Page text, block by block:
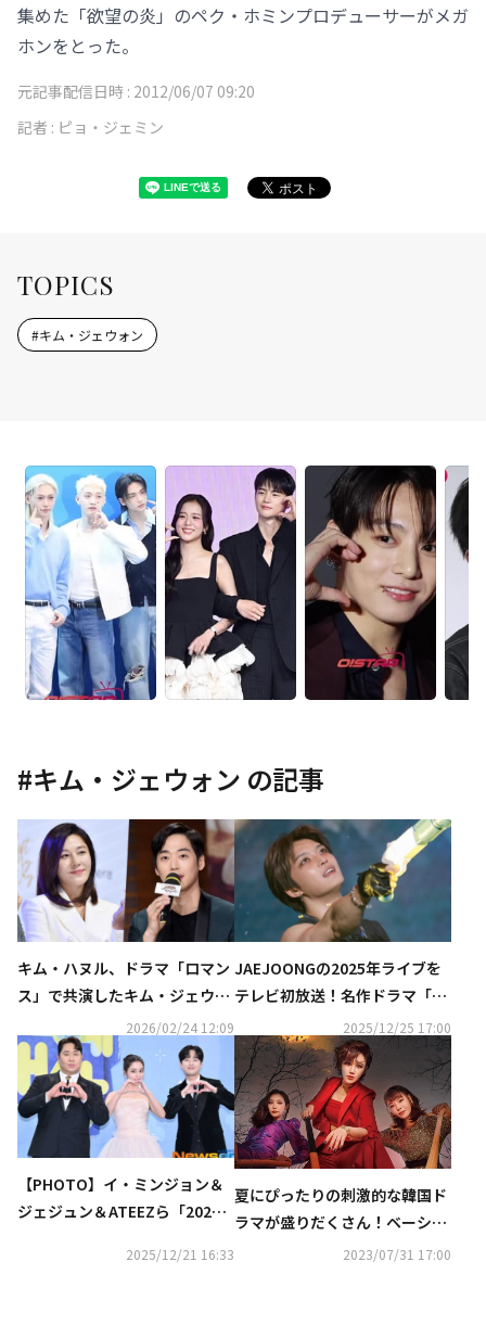
集めた「欲望の炎」のペク・ホミンプロデューサーがメガ
ホンをとった。
元記事配信日時 : 2012/06/07 09:20
記者 : ピョ・ジェミン
TOPICS
#キム・ジェウォン
#キム・ジェウォン の記事
キム・ハヌル、ドラマ「ロマン
ス」で共演したキム・ジェウォ
ンと24年ぶりの再会！特別番組
の放送が決定
2026/02/24 12:09
JAEJOONGの2025年ライブを
テレビ初放送！名作ドラマ「ロ
マンス」も…1月の衛星劇場に
注目
2025/12/25 17:00
【PHOTO】イ・ミンジョン＆
ジェジュン＆ATEEZら「2025 K
2025/12/21 16:33
夏にぴったりの刺激的な韓国ド
ラマが盛りだくさん！ベーシッ
ク初放送も…CSホームドラマチ
2023/07/31 17:00